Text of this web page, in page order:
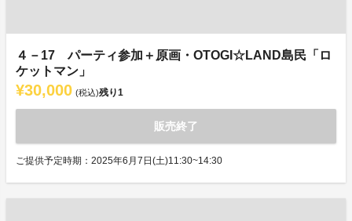
４－17 パーティ参加＋原画・OTOGI☆LAND島民「ロ
ケットマン」
¥30,000 (税込)残り1
販売終了
ご提供予定時期：2025年6月7日(土)11:30~14:30